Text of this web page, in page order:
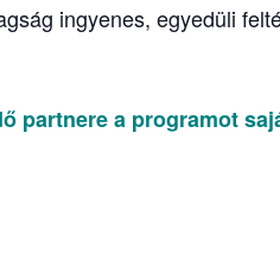
ingyenes, egyedüli
partnere a programot